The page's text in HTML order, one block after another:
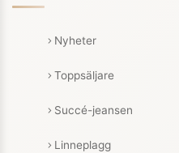
Nyheter
Toppsäljare
Succé-jeansen
Linneplagg